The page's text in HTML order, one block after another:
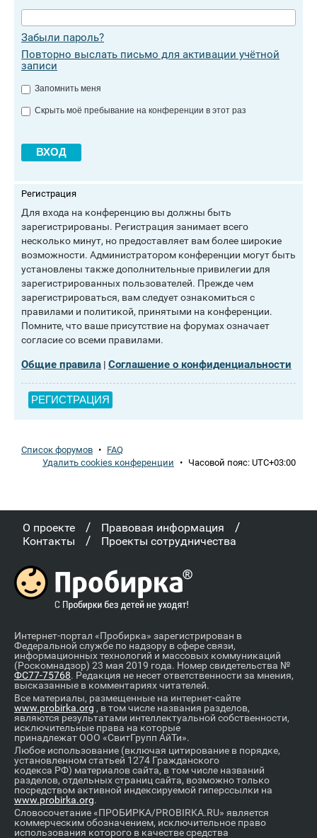
Забыли пароль?
Повторно выслать письмо для активации учётной
записи
Запомнить меня
Скрыть моё пребывание на конференции в этот раз
Регистрация
Для входа на конференцию вы должны быть
зарегистрированы. Регистрация занимает всего
несколько минут, но предоставляет вам более широкие
возможности. Администратором конференции могут быть
установлены также дополнительные привилегии для
зарегистрированных пользователей. Прежде чем
зарегистрироваться, вам следует ознакомиться с
правилами и политикой, принятыми на конференции.
Помните, что ваше присутствие на форумах означает
согласие со всеми правилами.
Общие правила | Соглашение о конфиденциальности
РЕГИСТРАЦИЯ
Список форумов • FAQ
Удалить cookies конференции • Часовой пояс: UTC+03:00
О проекте / Правовая информация /
Контакты / Проекты сотрудничества
Интернет-портал «Пробирка» зарегистрирован в
Федеральной службе по надзору в сфере связи,
информационных технологий и массовых коммуникаций
(Роскомнадзор) 23 мая 2019 года. Номер свидетельства №
ФС77-75768. Редакция не несет ответственности за мнения,
высказанные в комментариях читателей.
Все материалы, размещенные на интернет-сайте
www.probirka.org , в том числе названия разделов,
являются результатами интеллектуальной собственности,
исключительные права на которые
принадлежат ООО «СвитГрупп АйТи».
Любое использование (включая цитирование в порядке,
установленном статьей 1274 Гражданского
кодекса РФ) материалов сайта, в том числе названий
разделов, отдельных страниц сайта, возможно только
посредством активной индексируемой гиперссылки на
www.probirka.org.
Словосочетание «ПРОБИРКА/PROBIRKA.RU» является
коммерческим обозначением, исключительное право
использования которого в качестве средства